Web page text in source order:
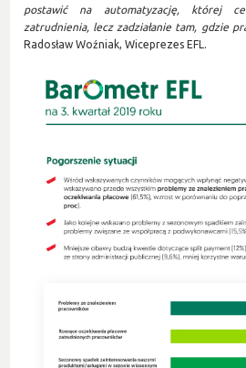
postawić na automatyzację, której
zatrudnienia, lecz zadziałanie tam, gdzie
Radosław Woźniak, Wiceprezes EFL.